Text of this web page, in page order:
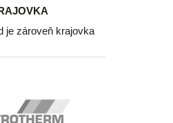
je zároveň krajovka